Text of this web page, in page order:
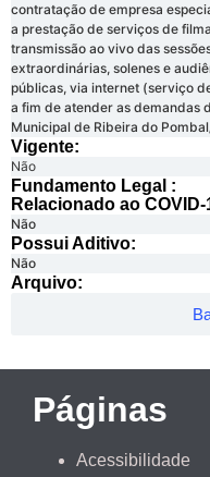
contratação de empresa
a prestação de serviços de
transmissão ao vivo das
extraordinárias, solenes e
públicas, via internet (serviço
a fim de atender as demandas
Municipal de Ribeira do
Vigente:
Não
Fundamento Legal :​
Relacionado ao COVID-
Não
Possui Aditivo:​
Não
Arquivo:
Páginas
Acessibilidade